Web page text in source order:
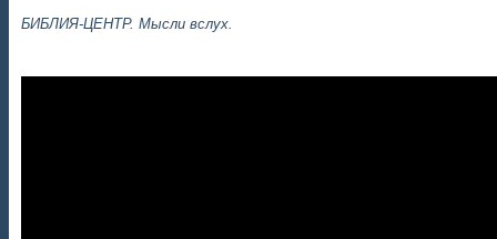
БИБЛИЯ-ЦЕНТР. Мысли вслух.